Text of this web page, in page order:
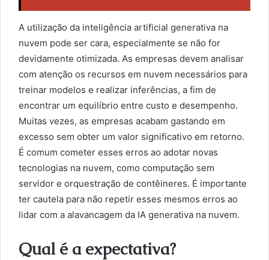
A utilização da inteligência artificial generativa na
nuvem pode ser cara, especialmente se não for
devidamente otimizada. As empresas devem analisar
com atenção os recursos em nuvem necessários para
treinar modelos e realizar inferências, a fim de
encontrar um equilíbrio entre custo e desempenho.
Muitas vezes, as empresas acabam gastando em
excesso sem obter um valor significativo em retorno.
É comum cometer esses erros ao adotar novas
tecnologias na nuvem, como computação sem
servidor e orquestração de contêineres. É importante
ter cautela para não repetir esses mesmos erros ao
lidar com a alavancagem da IA generativa na nuvem.
Qual é a expectativa?